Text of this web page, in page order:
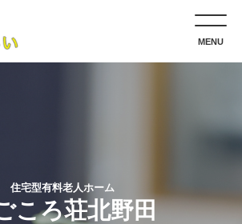
MENU
住宅型有料老人ホーム
ころ荘北野田